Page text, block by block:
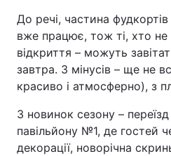
До речі, частина
вже працює, тож ті, хто
відкриття – можуть
завтра. З мінусів – ще не
красиво і атмосферно), з
З новинок сезону –
павільйону №1, де гостей
декорації, новорічна